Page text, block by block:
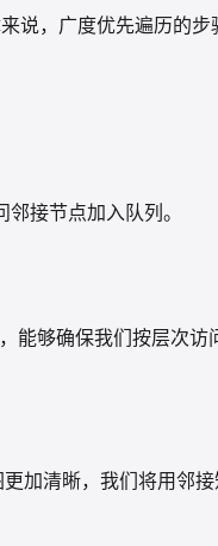
就像是你从某个地方开
能够确保我们按层次访
加清晰，我们将用邻接